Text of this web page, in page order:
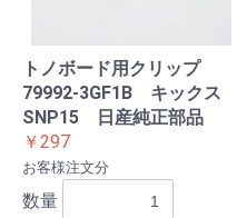
トノボード用クリップ
79992-3GF1B キックス
SNP15 日産純正部品
￥297
お客様注文分
数量